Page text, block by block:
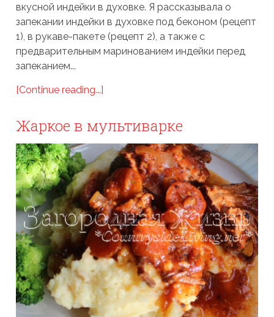
вкусной индейки в духовке. Я рассказывала о
запекании индейки в духовке под беконом (рецепт
1), в рукаве-пакете (рецепт 2), а также с
предварительным маринованием индейки перед
запеканием...
[Continue reading...]
Жаркое в мультиварке